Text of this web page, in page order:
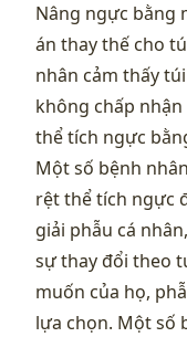
Nâng ngực bằng
án thay thế cho
nhân cảm thấy
không chấp
thể tích ngực
Một số bệnh
rệt thể tích ngực
giải phẫu cá
sự thay đổi theo
muốn của họ,
lựa chọn. Một số